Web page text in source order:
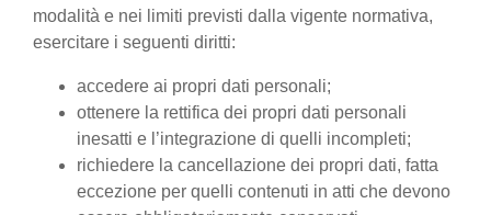
modalità e nei limiti previsti dalla vigente normativa,
esercitare i seguenti diritti:
accedere ai propri dati personali;
ottenere la rettifica dei propri dati personali
inesatti e l’integrazione di quelli incompleti;
richiedere la cancellazione dei propri dati, fatta
eccezione per quelli contenuti in atti che devono